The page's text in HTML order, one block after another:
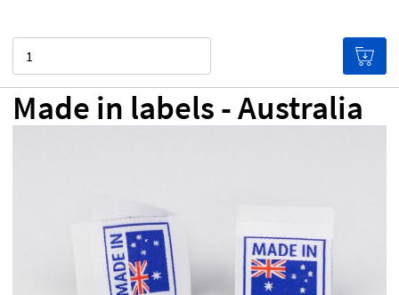
Made in labels - Australia